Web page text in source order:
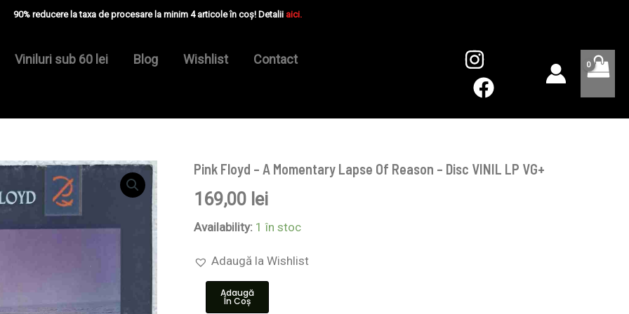
90% reducere la taxa de procesare la minim 4 articole în coș! Detalii aici.
Viniluri sub 60 lei Blog Wishlist Contact
Pink Floyd – A Momentary Lapse Of Reason – Disc VINIL LP VG+
169,00 lei
Availability: 1 în stoc
Adaugă la Wishlist
Cantitate
Floyd
–
A
Momentary
Of
Reason
Adaugă
În Coș
Reason
Disc
VINIL